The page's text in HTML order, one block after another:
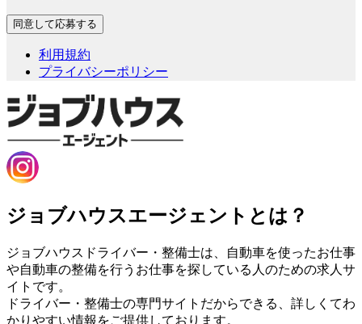
利用規約
プライバシーポリシー
ジョブハウスエージェントとは？
ジョブハウスドライバー・整備士は、自動車を使ったお仕事
や自動車の整備を行うお仕事を探している人のための求人サ
イトです。
ドライバー・整備士の専門サイトだからできる、詳しくてわ
かりやすい情報をご提供しております。